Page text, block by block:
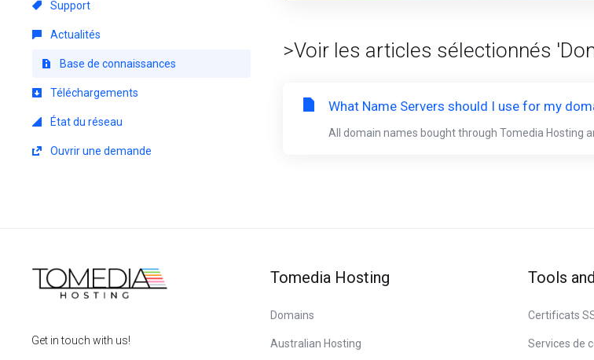
Support
Actualités
Base de connaissances
Téléchargements
État du réseau
Ouvrir une demande
>Voir les articles sélectionnés
What Name Servers should I use for my
All domain names bought through Tomedia Hosting
Get in touch with us!
Tomedia Hosting
Domains
Australian Hosting
Tools
Certificats
Services de